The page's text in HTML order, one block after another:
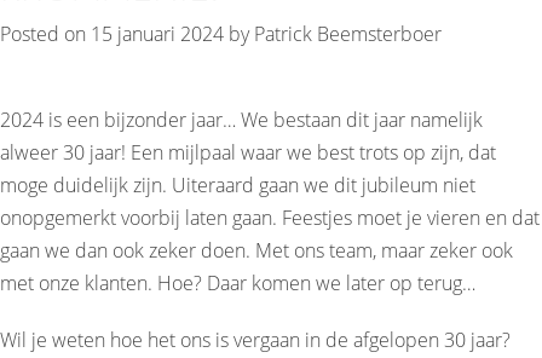
Posted on 15 januari 2024 byPatrick Beemsterboer
2024 is een bijzonder jaar… We bestaan dit jaar namelijk
alweer 30 jaar! Een mijlpaal waar we best trots op zijn, dat
moge duidelijk zijn. Uiteraard gaan we dit jubileum niet
onopgemerkt voorbij laten gaan. Feestjes moet je vieren en dat
gaan we dan ook zeker doen. Met ons team, maar zeker ook
met onze klanten. Hoe? Daar komen we later op terug…
Wil je weten hoe het ons is vergaan in de afgelopen 30 jaar?